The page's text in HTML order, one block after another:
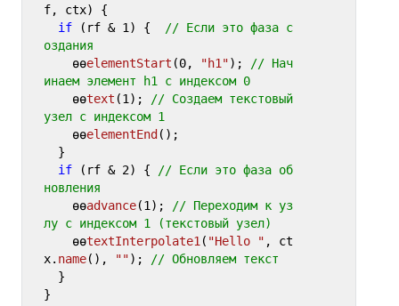
f, ctx) {
if (rf & 1 ) {
// Если это фаза с
оздания
    ɵɵ
elementStart (0, "h1");
// Нач
инаем элемент h1 с индексом 0
    ɵɵ
text (1 );
// Создаем текстовый
узел с индексом 1
    ɵɵ
elementEnd ();
if (rf & 2) {
// Если это фаза об
новления
    ɵɵ
advance(1 );
// Переходим к уз
лу с индексом 1 (текстовый узел)
    ɵɵ
textInterpolate1 ( "Hello " , ct
x. name(), "");
// Обновляем текст
}